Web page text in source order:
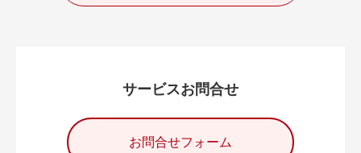
サービスお問合せ
お問合せフォーム